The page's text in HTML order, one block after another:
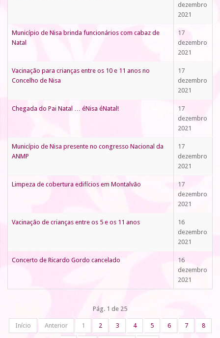
dezembro
2021
Município de Nisa brinda funcionários com cabaz de
Natal
17
dezembro
2021
Vacinação para crianças entre os 10 e 11 anos no
Concelho de Nisa
17
dezembro
2021
Chegada do Pai Natal … éNisa éNatal!
17
dezembro
2021
Município de Nisa presente no congresso Nacional da
ANMP
17
dezembro
2021
Limpeza de cobertura edifícios em Montalvão
17
dezembro
2021
Vacinação de crianças entre os 5 e os 11 anos
16
dezembro
2021
Concerto de Ricardo Gordo cancelado
16
dezembro
2021
Pág. 1 de 25
Início Anterior 1 2 3 4 5 6 7 8